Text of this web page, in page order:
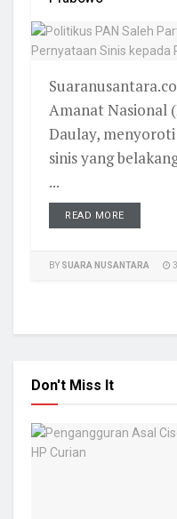
Amanat Nasional
Daulay,
sinis yang
...
READ MORE
BY SUARA NUSANTARA
Don't Miss It